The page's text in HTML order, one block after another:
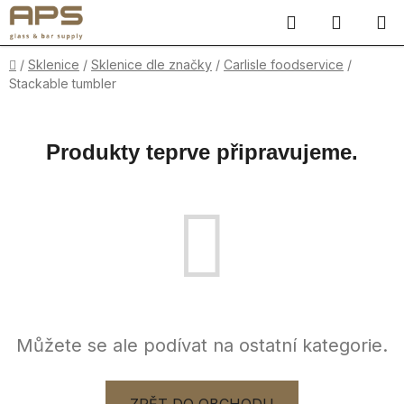
Přejít
na
obsah
Hledat
KOŠÍK
Domů
/ Sklenice / Sklenice dle značky / Carlisle foodservice /
Stackable tumbler
Produkty teprve připravujeme.
Můžete se ale podívat na ostatní kategorie.